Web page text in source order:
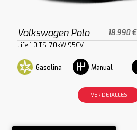
Volkswagen Polo 18.990 €
Life 1.0 TSI 70kW 95CV
Gasolina Manual
VER DETALLES